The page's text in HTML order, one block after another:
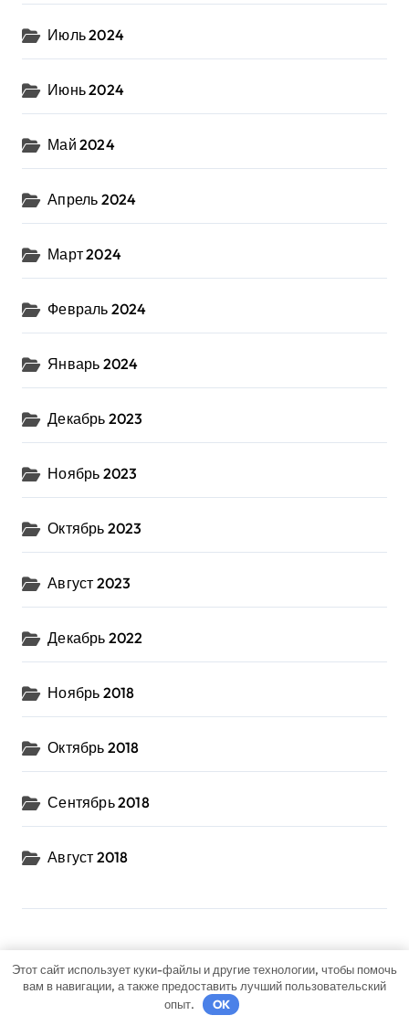
Июль 2024
Июнь 2024
Май 2024
Апрель 2024
Март 2024
Февраль 2024
Январь 2024
Декабрь 2023
Ноябрь 2023
Октябрь 2023
Август 2023
Декабрь 2022
Ноябрь 2018
Октябрь 2018
Сентябрь 2018
Август 2018
Категории
Этот сайт использует куки-файлы и другие технологии, чтобы помочь
вам в навигации, а также предоставить лучший пользовательский
опыт.
OK